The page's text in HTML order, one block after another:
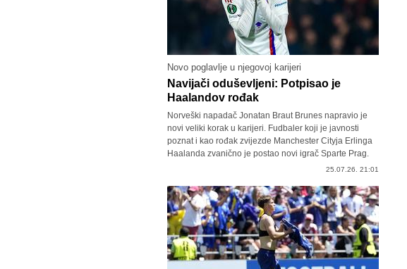
Novo poglavlje u njegovoj karijeri
Navijači oduševljeni: Potpisao je
Haalandov rođak
Norveški napadač Jonatan Braut Brunes napravio je
novi veliki korak u karijeri. Fudbaler koji je javnosti
poznat i kao rođak zvijezde Manchester Cityja Erlinga
Haalanda zvanično je postao novi igrač Sparte Prag.
25.07.26. 21:01